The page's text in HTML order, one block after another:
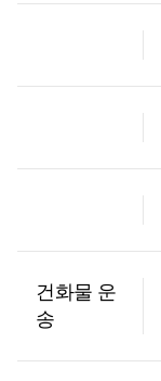
건화물 운
송